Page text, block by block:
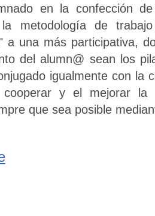
en la confección
metodología de
a una más participativa,
del alumn@ sean los
igualmente con la
cooperar y el mejorar la
que sea posible